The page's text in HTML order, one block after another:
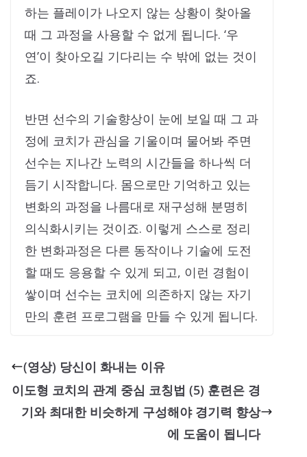
하는 플레이가 나오지 않는 상황이 찾아올
때 그 과정을 사용할 수 없게 됩니다. ‘우
연’이 찾아오길 기다리는 수 밖에 없는 것이
죠.
반면 선수의 기술향상이 눈에 보일 때 그 과
정에 코치가 관심을 기울이며 물어봐 주면
선수는 지나간 노력의 시간들을 하나씩 더
듬기 시작합니다. 몸으로만 기억하고 있는
변화의 과정을 나름대로 재구성해 분명히
의식화시키는 것이죠. 이렇게 스스로 정리
한 변화과정은 다른 동작이나 기술에 도전
할 때도 응용할 수 있게 되고, 이런 경험이
쌓이며 선수는 코치에 의존하지 않는 자기
만의 훈련 프로그램을 만들 수 있게 됩니다.
(영상) 당신이 화내는 이유
이도형 코치의 관계 중심 코칭법 (5) 훈련은 경
기와 최대한 비슷하게 구성해야 경기력 향상
에 도움이 됩니다